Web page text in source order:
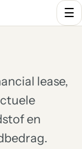
☰
lease,
en